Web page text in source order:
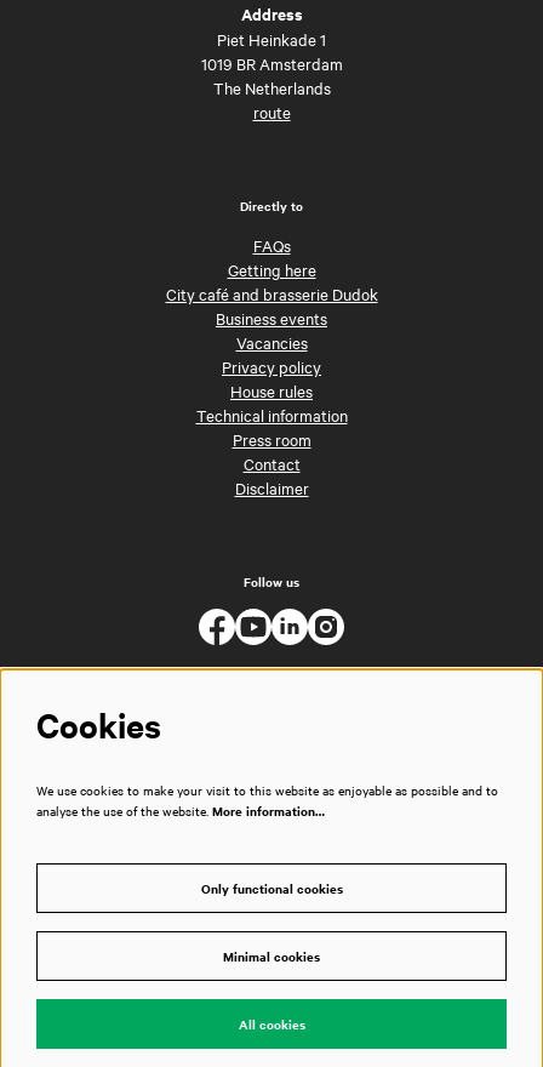
Address
Piet Heinkade 1
1019 BR Amsterdam
The Netherlands
route
Directly to
FAQs
Getting here
City café and brasserie Dudok
Business events
Vacancies
Privacy policy
House rules
Technical information
Press room
Contact
Disclaimer
Follow us
Powered byCultureSuite
Cookies
We use cookies to make your visit to this website as enjoyable as possible and to
analyse the use of the website. More information…
Only functional cookies
Minimal cookies
All cookies